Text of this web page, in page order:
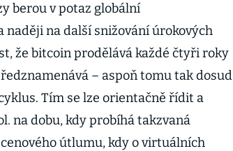
berou v potaz globální
na další snižování úrokových
že bitcoin prodělává každé čtyři roky
– aspoň tomu tak dosud
Tím se lze orientačně řídit a
na dobu, kdy probíhá takzvaná
útlumu, kdy o virtuálních